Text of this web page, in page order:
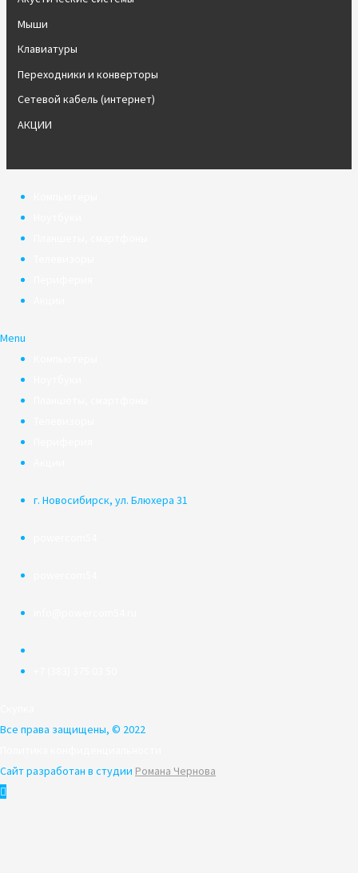
Мыши
Клавиатуры
Переходники и конверторы
Сетевой кабель (интернет)
АКЦИИ
Menu
г. Новосибирск, ул. Блюхера 31
Все права защищены, © 2022
Сайт разработан в студии Романа Чернова